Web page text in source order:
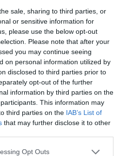
sale, sharing to third parties, or
or sensitive information for
please use the below opt-out
Please note that after your
you may continue seeing
on personal information utilized by
disclosed to third parties prior to
opt-out of the further
information by third parties on the
This information may
third parties on the IAB’s List of
that may further disclose it to other
Opt Outs
9 juillet 2021 - 23 h 11 min
est absolument scandaleux.
au sol, il a aussi bloqué tout
Ce qui rend impossible le
avec une autre compagnie.
de passer les vacances au Cap-
de vendre des billets
hors d’état de nuire.
exprimer toute ma colère.
RÉPONDRE